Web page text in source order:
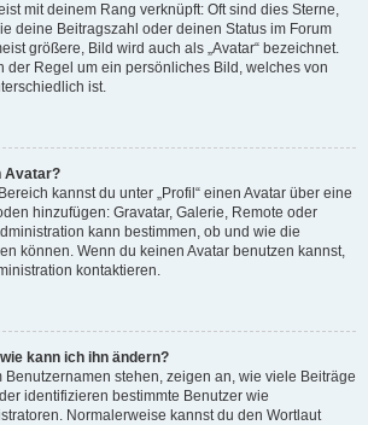
mit deinem Rang verknüpft: Oft sind dies Sterne,
deine Beitragszahl oder deinen Status im Forum
größere, Bild wird auch als „Avatar“ bezeichnet.
der Regel um ein persönliches Bild, welches von
ist.
Avatar?
kannst du unter „Profil“ einen Avatar über eine
hinzufügen: Gravatar, Galerie, Remote oder
kann bestimmen, ob und wie die
können. Wenn du keinen Avatar benutzen kannst,
kontaktieren.
kann ich ihn ändern?
Benutzernamen stehen, zeigen an, wie viele Beiträge
identifizieren bestimmte Benutzer wie
Normalerweise kannst du den Wortlaut